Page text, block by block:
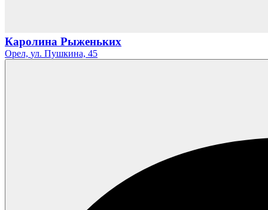
Каролина Рыженьких
Орел, ул. Пушкина, 45